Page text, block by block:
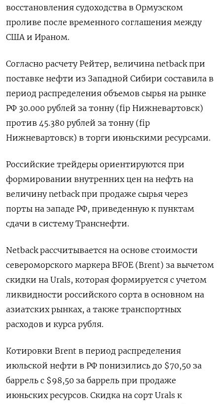
восстановления судоходства в ‌Ормузском
проливе после временного соглашения между
США и Ираном.
Согласно расчету Рейтер, величина ​netback при
поставке нефти из Западной Сибири составила в
‌период распределения объемов сырья на рынке
РФ 30.000 рублей за тонну (fip ​Нижневартовск)
против 45.380 рублей за тонну (fip
Нижневартовск) в торги июньскими ресурсами.
Российские ‌трейдеры ориентируются при
формировании внутренних цен на нефть на
величину netback при продаже сырья через
порты на западе РФ, приведенную ​к пунктам
сдачи ​в систему Транснефти.
Netback ‌рассчитывается на основе стоимости
североморского маркера BFOE (Brent) за вычетом
скидки на ​Urals, которая формируется с учетом
ликвидности российского сорта в основном на
азиатских рынках, а также транспортных
расходов и курса рубля.
Котировки Brent в период распределения
июльской нефти в РФ понизились до $70,50 за
баррель с $98,50 за баррель при продаже
июньских ресурсов. Скидка на сорт Urals к